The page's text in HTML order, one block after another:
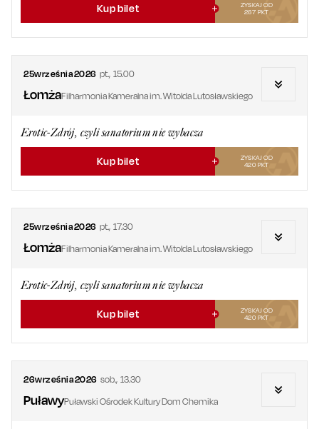
Kup bilet
ZYSKAJ OD
267 PKT
25września2026 pt., 15.00
ŁomżaFilharmonia Kameralna im. Witolda Lutosławskiego
Erotic-Zdrój, czyli sanatorium nie wybacza
Kup bilet
ZYSKAJ OD
420 PKT
25września2026 pt., 17.30
ŁomżaFilharmonia Kameralna im. Witolda Lutosławskiego
Erotic-Zdrój, czyli sanatorium nie wybacza
Kup bilet
ZYSKAJ OD
420 PKT
26września2026 sob., 13.30
PuławyPuławski Ośrodek Kultury Dom Chemika